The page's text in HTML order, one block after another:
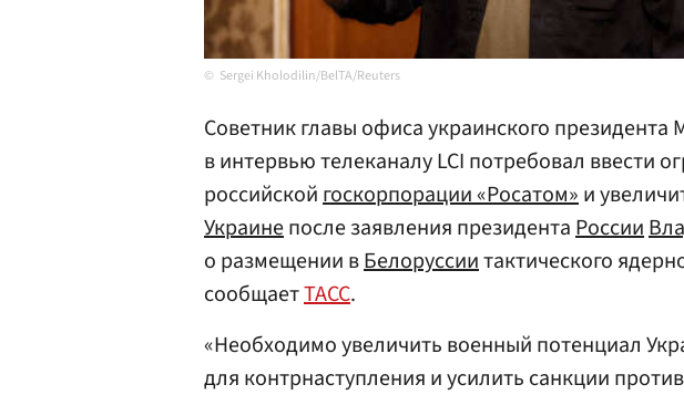
Sergei Kholodilin/BelTA/Reuters
Советник главы офиса украинского президента
в интервью телеканалу LCI потребовал ввести
российскойгоскорпорации «Росатом»и
Украинепосле заявления президентаРоссии
о размещении вБелоруссиитактического
сообщаетТАСС.
«Необходимо увеличить военный потенциал
для контрнаступления и усилить санкции